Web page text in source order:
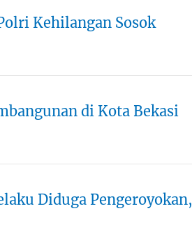
Kehilangan Sosok
di Kota Bekasi
Diduga Pengeroyokan,